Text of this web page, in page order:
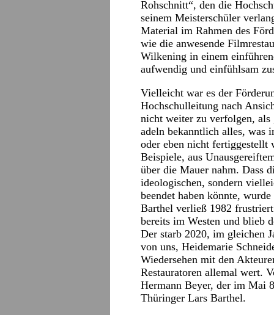
Rohschnitt“, den die
seinem Meisterschüler
Material im Rahmen des
wie die anwesende
Wilkening in einem
aufwendig und einfühlsam
Vielleicht war es der
Hochschulleitung nach
nicht weiter zu verfolgen, als
adeln bekanntlich alles, was
oder eben nicht fertiggestellt
Beispiele, aus
über die Mauer nahm. Dass
ideologischen, sondern
beendet haben könnte,
Barthel verließ 1982
bereits im Westen und blieb
Der starb 2020, im gleichen
von uns, Heidemarie
Wiedersehen mit den
Restauratoren allemal wert.
Hermann Beyer, der im Mai
Thüringer Lars Barthel.